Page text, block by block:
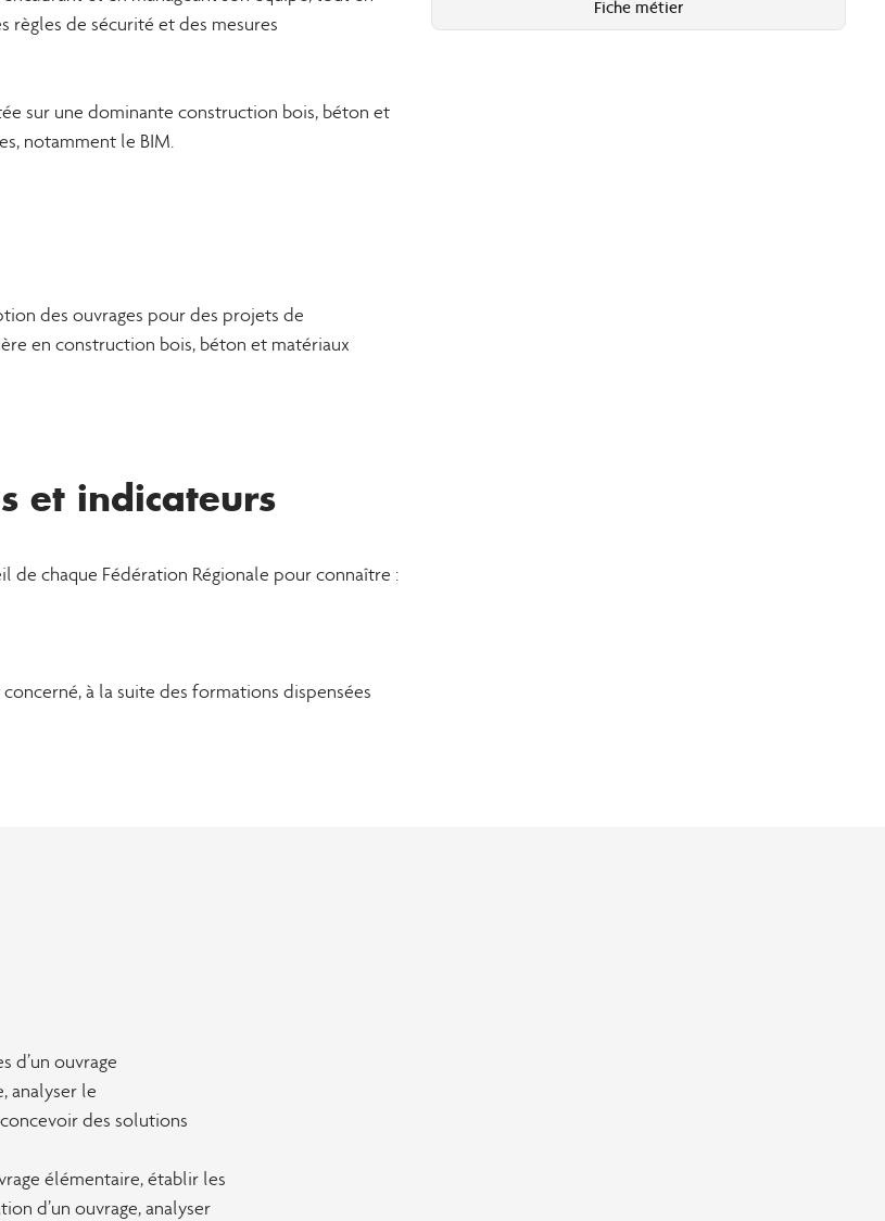
règles de sécurité et des mesures
sur une dominante construction bois, béton et
notamment le BIM.
des ouvrages pour des projets de
en construction bois, béton et matériaux
et indicateurs
de chaque Fédération Régionale pour connaître :
à la suite des formations dispensées
Fiche métier
d’un ouvrage
analyser le
des solutions
élémentaire, établir les
d’un ouvrage, analyser